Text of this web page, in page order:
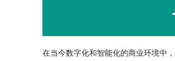
在当今数字化和智能化的商业环境中，